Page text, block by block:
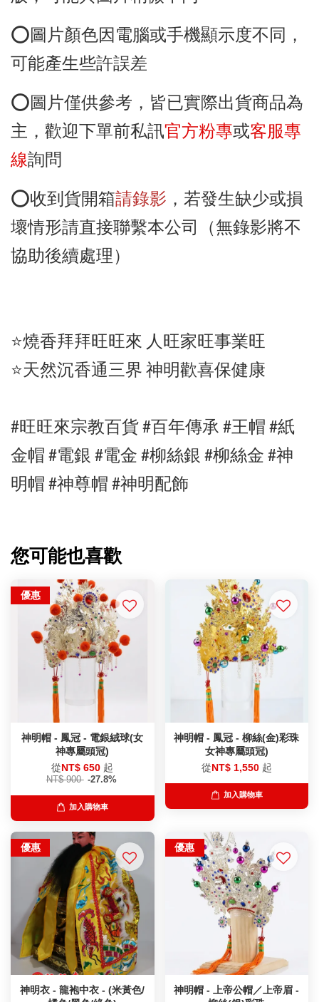
⭕️圖 片顏色因電腦或手機顯示度不同，
可能產生些許誤差
⭕️圖片僅供參考 ，皆已實際出貨商品為
主 ，歡迎下單前私訊官方粉專或客服專
線詢問
⭕️收到貨開箱請錄影 ，若發生缺少或損
壞情形請直接聯繫本公司（無錄影將不
協助後續處理）
⭐️燒香拜拜旺旺來 人旺家旺事業旺
⭐️天然沉香通三界 神明歡喜保健康
#旺旺來宗教百貨 #百年傳承 #王帽 #紙
金帽 #電銀 #電金 #柳絲銀 #柳絲金 #神
明帽 #神尊帽 #神明配飾
您可能也喜歡
優惠
神明帽 - 鳳冠 - 電銀絨球(女
神專屬頭冠)
從NT$ 650 起
NT$ 900 -27.8%
加入購物車
神明帽 - 鳳冠 - 柳絲(金)彩珠
女神專屬頭冠)
從NT$ 1,550 起
加入購物車
優惠
神明衣 - 龍袍中衣 - (米黃色/
優惠
神明帽 - 上帝公帽／上帝眉 -